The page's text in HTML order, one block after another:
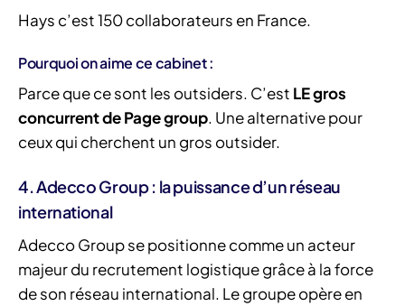
Hays c’est 150 collaborateurs en France.
Pourquoi on aime ce cabinet :
Parce que ce sont les outsiders. C’est LE gros
concurrent de Page group. Une alternative pour
ceux qui cherchent un gros outsider.
4. Adecco Group : la puissance d’un réseau
international
Adecco Group se positionne comme un acteur
majeur du recrutement logistique grâce à la force
de son réseau international. Le groupe opère en